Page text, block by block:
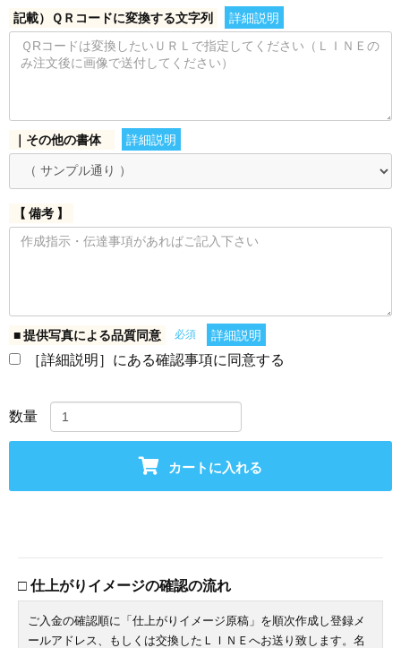
記載）ＱＲコードに変換する文字列 詳細説明
｜その他の書体 詳細説明
【 備考 】
■ 提供写真による品質同意 必須 詳細説明
［詳細説明］にある確認事項に同意する
数量
カートに入れる
□ 仕上がりイメージの確認の流れ
ご入金の確認順に「仕上がりイメージ原稿」を順次作成し登録メ
ールアドレス、もしくは交換したＬＩＮＥへお送り致します。名